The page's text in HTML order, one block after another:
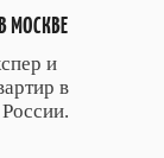
МОСКВЕ
и
в